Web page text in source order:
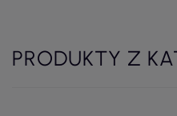
PRODUKTY Z